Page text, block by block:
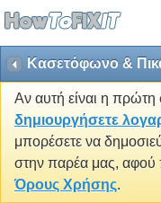
Κασετόφωνο &
Αν αυτή είναι η πρώτη
δημιουργήσετε
μπορέσετε να
στην παρέα μας, αφού
Όρους Χρήσης.